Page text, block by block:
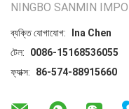
NINGBO SANMIN
ব্যক্তি যোগাযোগ:
Ina Chen
টেল:
0086-15168536055
ফ্যাক্স:
86-574-88915660